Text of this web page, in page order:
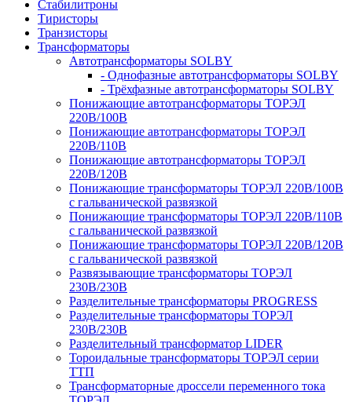
Стабилитроны
Тиристоры
Транзисторы
Трансформаторы
Автотрансформаторы SOLBY
- Однофазные автотрансформаторы SOLBY
- Трёхфазные автотрансформаторы SOLBY
Понижающие автотрансформаторы ТОРЭЛ
220В/100В
Понижающие автотрансформаторы ТОРЭЛ
220В/110В
Понижающие автотрансформаторы ТОРЭЛ
220В/120В
Понижающие трансформаторы ТОРЭЛ 220В/100В
с гальванической развязкой
Понижающие трансформаторы ТОРЭЛ 220В/110В
с гальванической развязкой
Понижающие трансформаторы ТОРЭЛ 220В/120В
с гальванической развязкой
Развязывающие трансформаторы ТОРЭЛ
230В/230В
Разделительные трансформаторы PROGRESS
Разделительные трансформаторы ТОРЭЛ
230В/230В
Разделительный трансформатор LIDER
Тороидальные трансформаторы ТОРЭЛ серии
ТТП
Трансформаторные дроссели переменного тока